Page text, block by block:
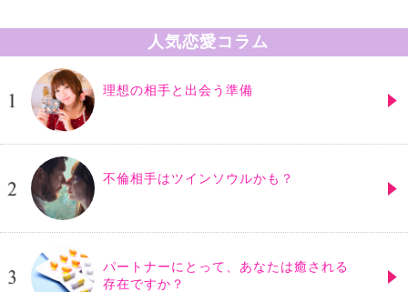
人気恋愛コラム
理想の相手と出会う準備
不倫相手はツインソウルかも？
パートナーにとって、あなたは癒される
存在ですか？